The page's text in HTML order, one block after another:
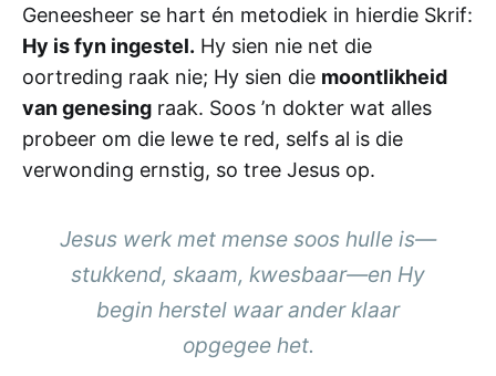
Geneesheer se hart én metodiek in hierdie Skrif:
Hy is fyn ingestel. Hy sien nie net die
oortreding raak nie; Hy sien die moontlikheid
van genesing raak. Soos ’n dokter wat alles
probeer om die lewe te red, selfs al is die
verwonding ernstig, so tree Jesus op.
Jesus werk met mense soos hulle is—
stukkend, skaam, kwesbaar—en Hy
begin herstel waar ander klaar
opgegee het.